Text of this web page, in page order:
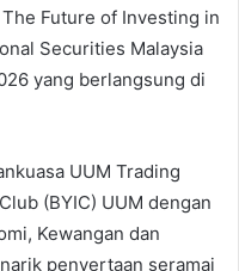
Future of Investing in
Securities Malaysia
yang berlangsung di
UUM Trading
(BYIC) UUM dengan
Kewangan dan
penyertaan seramai